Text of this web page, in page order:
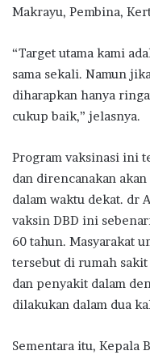
Makrayu, Pembina,
“Target utama kami
sama sekali. Namun
diharapkan hanya
cukup baik,” jelasnya.
Program vaksinasi ini
dan direncanakan
dalam waktu dekat. dr
vaksin DBD ini
60 tahun. Masyarakat
tersebut di rumah
dan penyakit dalam
dilakukan dalam dua
Sementara itu, Kepala